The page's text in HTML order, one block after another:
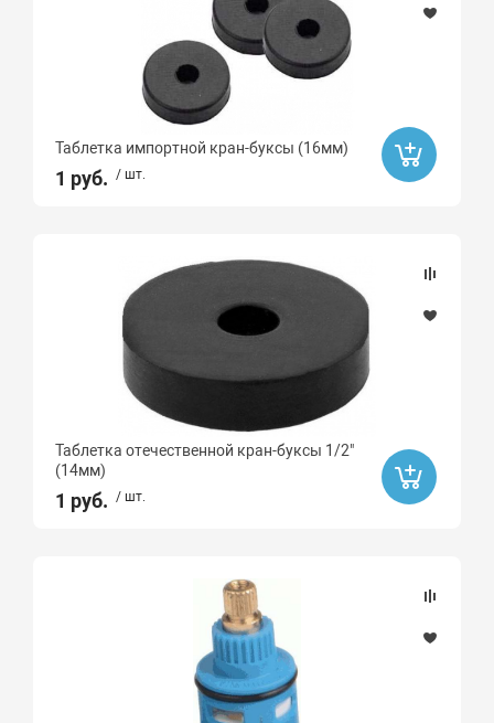
Таблетка импортной кран-буксы (16мм)
1 руб. / шт.
Таблетка отечественной кран-буксы 1/2"
(14мм)
1 руб. / шт.